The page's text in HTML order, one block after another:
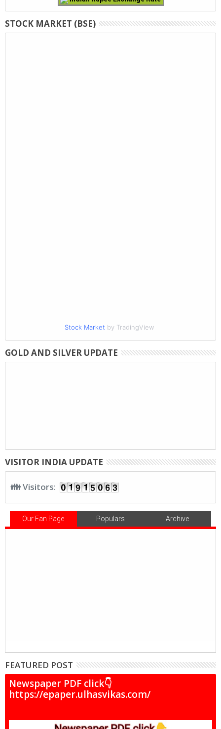
STOCK MARKET (BSE)
Stock Market by TradingView
GOLD AND SILVER UPDATE
VISITOR INDIA UPDATE
👪 Visitors:
Our Fan Page Populars Archive
FEATURED POST
Newspaper PDF click👇
https://epaper.ulhasvikas.com/